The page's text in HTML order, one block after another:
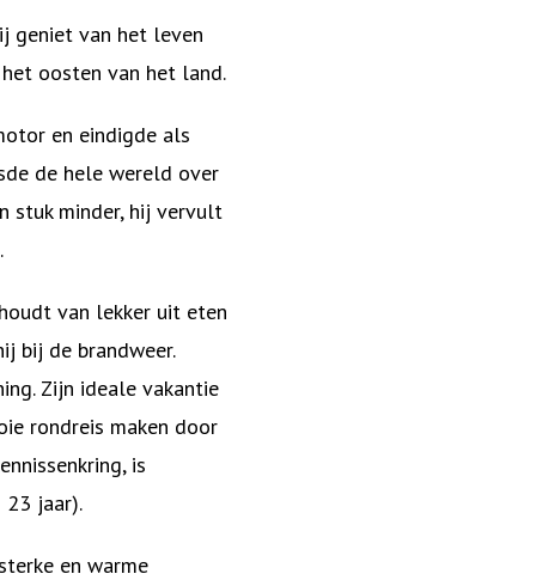
geniet van het leven
oosten van het land.
en eindigde als
de hele wereld over
stuk minder, hij vervult
van lekker uit eten
bij de brandweer.
Zijn ideale vakantie
rondreis maken door
is
jaar).
en warme